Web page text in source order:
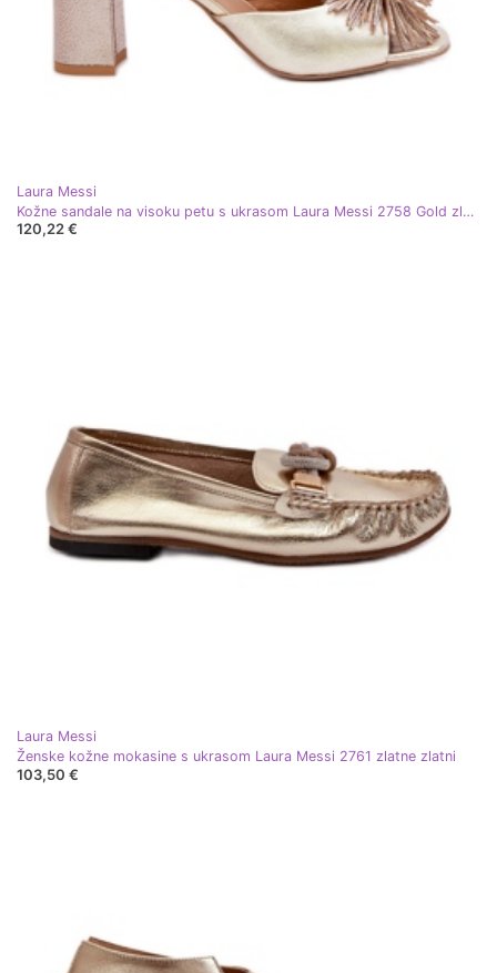
Laura Messi
Kožne sandale na visoku petu s ukrasom Laura Messi 2758 Gold zlatni
120,22 €
Laura Messi
Ženske kožne mokasine s ukrasom Laura Messi 2761 zlatne zlatni
103,50 €